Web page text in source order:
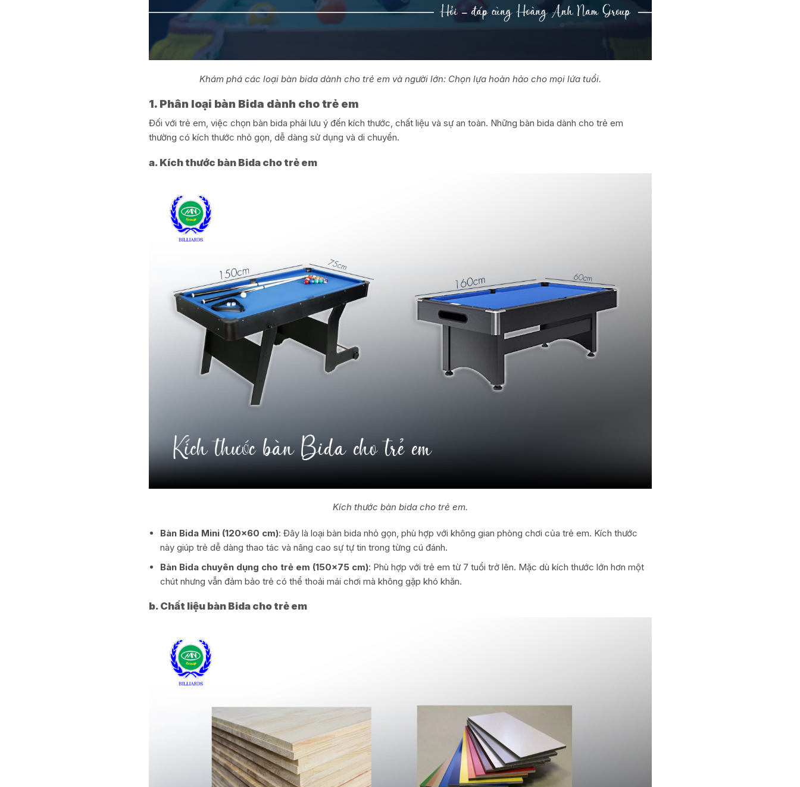
Khám phá các loại bàn bida dành cho trẻ em và người lớn: Chọn lựa hoàn hảo cho mọi lứa tuổi.
1. Phân loại bàn Bida dành cho trẻ em
Đối với trẻ em, việc chọn bàn bida phải lưu ý đến kích thước, chất liệu và sự an toàn. Những bàn bida dành cho trẻ em
thường có kích thước nhỏ gọn, dễ dàng sử dụng và di chuyển.
a. Kích thước bàn Bida cho trẻ em
Kích thước bàn bida cho trẻ em.
Bàn Bida Mini (120×60 cm): Đây là loại bàn bida nhỏ gọn, phù hợp với không gian phòng chơi của trẻ em. Kích thước
này giúp trẻ dễ dàng thao tác và nâng cao sự tự tin trong từng cú đánh.
Bàn Bida chuyên dụng cho trẻ em (150×75 cm): Phù hợp với trẻ em từ 7 tuổi trở lên. Mặc dù kích thước lớn hơn một
chút nhưng vẫn đảm bảo trẻ có thể thoải mái chơi mà không gặp khó khăn.
b. Chất liệu bàn Bida cho trẻ em